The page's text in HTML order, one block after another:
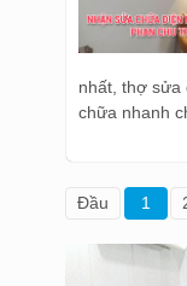
nhất, thợ sửa
chữa nhanh
Đầu 1